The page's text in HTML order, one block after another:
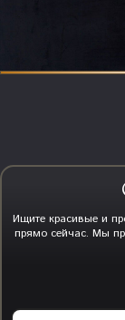
Ищите красивые и
прямо сейчас. Мы